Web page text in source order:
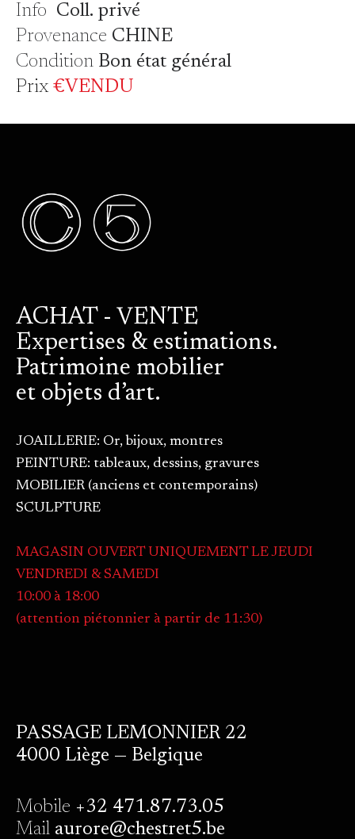
Info Coll. privé
Provenance CHINE
Condition Bon état général
Prix€VENDU
ACHAT - VENTE
Expertises & estimations.
Patrimoine mobilier
et objets d’art.
JOAILLERIE: Or, bijoux, montres
PEINTURE: tableaux, dessins, gravures
MOBILIER (anciens et contemporains)
SCULPTURE
MAGASIN OUVERT UNIQUEMENT LE JEUDI
VENDREDI & SAMEDI
10:00 à 18:00
(attention piétonnier à partir de 11:30)
PASSAGE LEMONNIER 22
4000 Liège — Belgique
Mobile +32 471.87.73.05
Mailaurore@chestret5.be